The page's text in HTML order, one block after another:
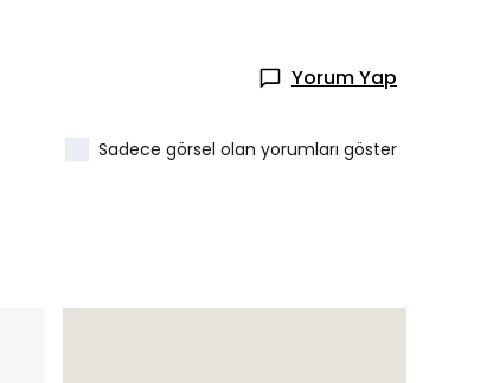
Yorum Yap
Sadece görsel olan yorumları göster